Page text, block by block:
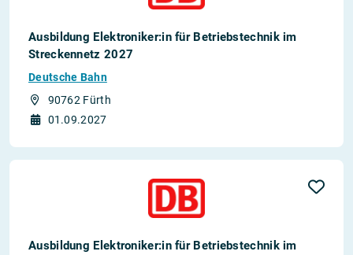
Ausbildung Elektroniker:in für Betriebstechnik im
Streckennetz 2027
Deutsche Bahn
90762 Fürth
01.09.2027
Ausbildung Elektroniker:in für Betriebstechnik im